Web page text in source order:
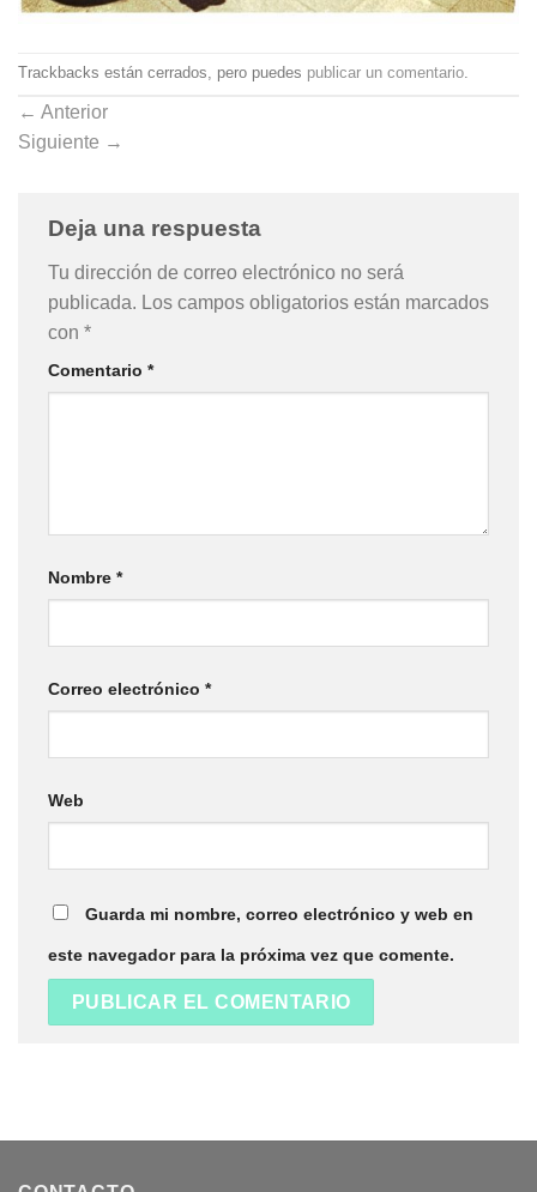
Trackbacks están cerrados, pero puedes publicar un comentario.
← Anterior
Siguiente →
Deja una respuesta
Tu dirección de correo electrónico no será
publicada. Los campos obligatorios están marcados
con *
Comentario *
Nombre *
Correo electrónico *
Web
Guarda mi nombre, correo electrónico y web en
este navegador para la próxima vez que comente.